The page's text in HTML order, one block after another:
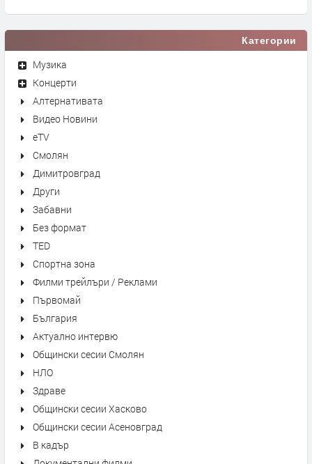
Категории
Музика
Концерти
Алтернативата
Видео Новини
eTV
Смолян
Димитровград
Други
Забавни
Без формат
TED
Спортна зона
Филми трейлъри / Реклами
Първомай
България
Актуално интервю
Общински сесии Смолян
НЛО
Здраве
Общински сесии Хасково
Общински сесии Асеновград
В кадър